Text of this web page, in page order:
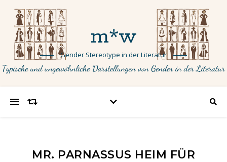
m*w
Gender Stereotype in der Literatur
MR. PARNASSUS HEIM FÜR